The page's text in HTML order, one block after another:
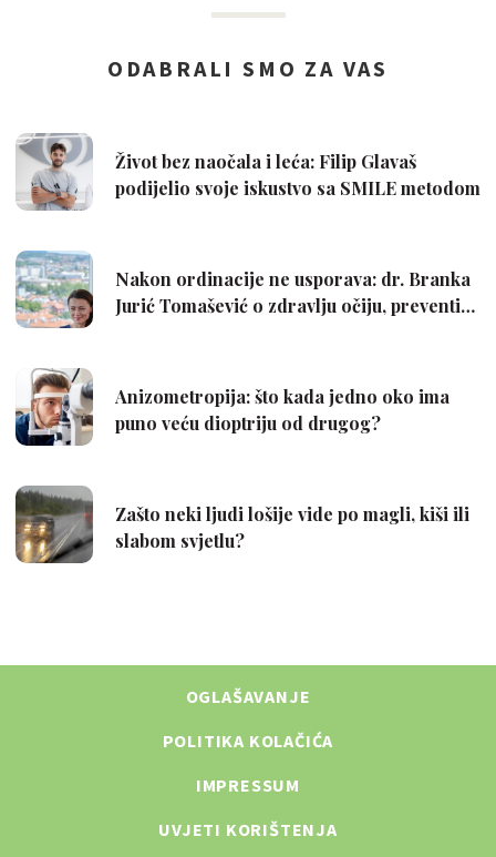
OGLAŠAVANJE
POLITIKA KOLAČIĆA
IMPRESSUM
UVJETI KORIŠTENJA